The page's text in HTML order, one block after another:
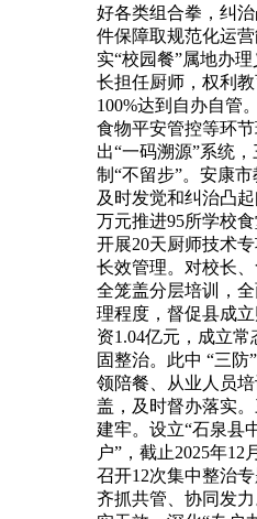
好各类组合拳，纠
件保障取规范化运
实“校园餐”属地办
长担任厨师，权利
100%达到自办自管
食物平安管控等环
出“一码溯源”系统
制“不留步”。安康市
及时发觉和纠治凸
万元推进95所学校
开展20天厨师技术
长效管理。对校长
全笼盖分层培训，
理程度，督促县成
资1.04亿元，成立
固整治。此中 “三防
领陪餐、从业人员
盖，及时督办落实
建牢。设立“石泉县
户”，截止2025年12
召开12次集中整治
齐抓共管、协同发